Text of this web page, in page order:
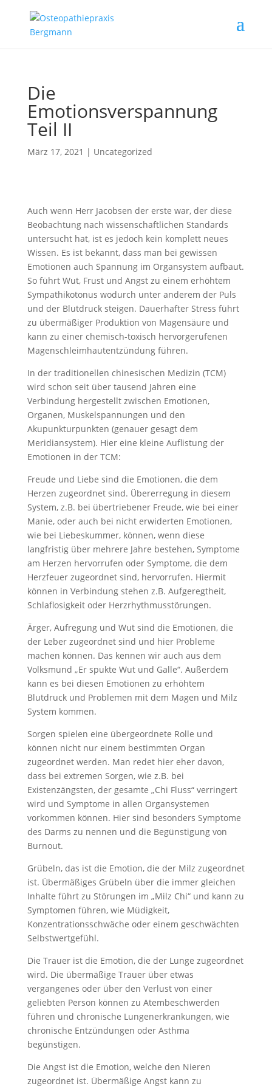
Die
Emotionsverspannung
Teil II
März 17, 2021 | Uncategorized
Auch wenn Herr Jacobsen der erste war, der diese
Beobachtung nach wissenschaftlichen Standards
untersucht hat, ist es jedoch kein komplett neues
Wissen. Es ist bekannt, dass man bei gewissen
Emotionen auch Spannung im Organsystem aufbaut.
So führt Wut, Frust und Angst zu einem erhöhtem
Sympathikotonus wodurch unter anderem der Puls
und der Blutdruck steigen. Dauerhafter Stress führt
zu übermäßiger Produktion von Magensäure und
kann zu einer chemisch-toxisch hervorgerufenen
Magenschleimhautentzündung führen.
In der traditionellen chinesischen Medizin (TCM)
wird schon seit über tausend Jahren eine
Verbindung hergestellt zwischen Emotionen,
Organen, Muskelspannungen und den
Akupunkturpunkten (genauer gesagt dem
Meridiansystem). Hier eine kleine Auflistung der
Emotionen in der TCM:
Freude und Liebe sind die Emotionen, die dem
Herzen zugeordnet sind. Übererregung in diesem
System, z.B. bei übertriebener Freude, wie bei einer
Manie, oder auch bei nicht erwiderten Emotionen,
wie bei Liebeskummer, können, wenn diese
langfristig über mehrere Jahre bestehen, Symptome
am Herzen hervorrufen oder Symptome, die dem
Herzfeuer zugeordnet sind, hervorrufen. Hiermit
können in Verbindung stehen z.B. Aufgeregtheit,
Schlaflosigkeit oder Herzrhythmusstörungen.
Ärger, Aufregung und Wut sind die Emotionen, die
der Leber zugeordnet sind und hier Probleme
machen können. Das kennen wir auch aus dem
Volksmund „Er spukte Wut und Galle“. Außerdem
kann es bei diesen Emotionen zu erhöhtem
Blutdruck und Problemen mit dem Magen und Milz
System kommen.
Sorgen spielen eine übergeordnete Rolle und
können nicht nur einem bestimmten Organ
zugeordnet werden. Man redet hier eher davon,
dass bei extremen Sorgen, wie z.B. bei
Existenzängsten, der gesamte „Chi Fluss“ verringert
wird und Symptome in allen Organsystemen
vorkommen können. Hier sind besonders Symptome
des Darms zu nennen und die Begünstigung von
Burnout.
Grübeln, das ist die Emotion, die der Milz zugeordnet
ist. Übermäßiges Grübeln über die immer gleichen
Inhalte führt zu Störungen im „Milz Chi“ und kann zu
Symptomen führen, wie Müdigkeit,
Konzentrationsschwäche oder einem geschwächten
Selbstwertgefühl.
Die Trauer ist die Emotion, die der Lunge zugeordnet
wird. Die übermäßige Trauer über etwas
vergangenes oder über den Verlust von einer
geliebten Person können zu Atembeschwerden
führen und chronische Lungenerkrankungen, wie
chronische Entzündungen oder Asthma
begünstigen.
Die Angst ist die Emotion, welche den Nieren
zugeordnet ist. Übermäßige Angst kann zu